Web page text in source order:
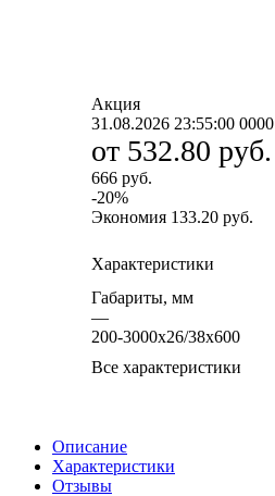
Акция
31.08.2026 23:55:00 0000
от 532.80 руб.
666 руб.
-20%
Экономия 133.20 руб.
Характеристики
Габариты, мм
—
200-3000х26/38х600
Все характеристики
Описание
Характеристики
Отзывы